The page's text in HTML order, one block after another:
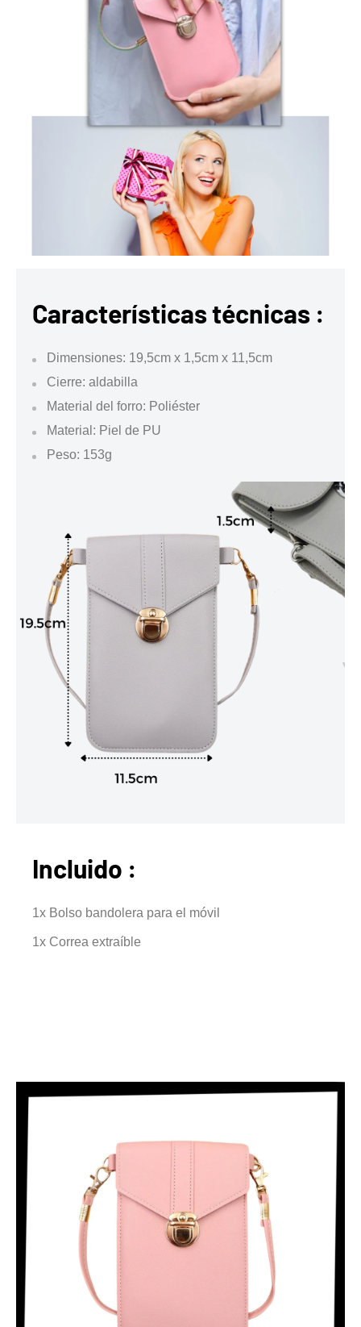
Características técnicas :
Dimensiones: 19,5cm x 1,5cm x 11,5cm
Cierre: aldabilla
Material del forro: Poliéster
Material: Piel de PU
Peso: 153g
Incluido :
1x Bolso bandolera para el móvil
1x Correa extraíble